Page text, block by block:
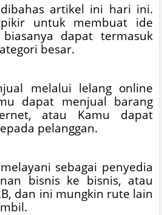
artikel ini hari ini.
untuk membuat ide
dapat termasuk
besar.
melalui lelang online
dapat menjual barang
atau Kamu dapat
pelanggan.
sebagai penyedia
bisnis ke bisnis, atau
dan ini mungkin rute lain